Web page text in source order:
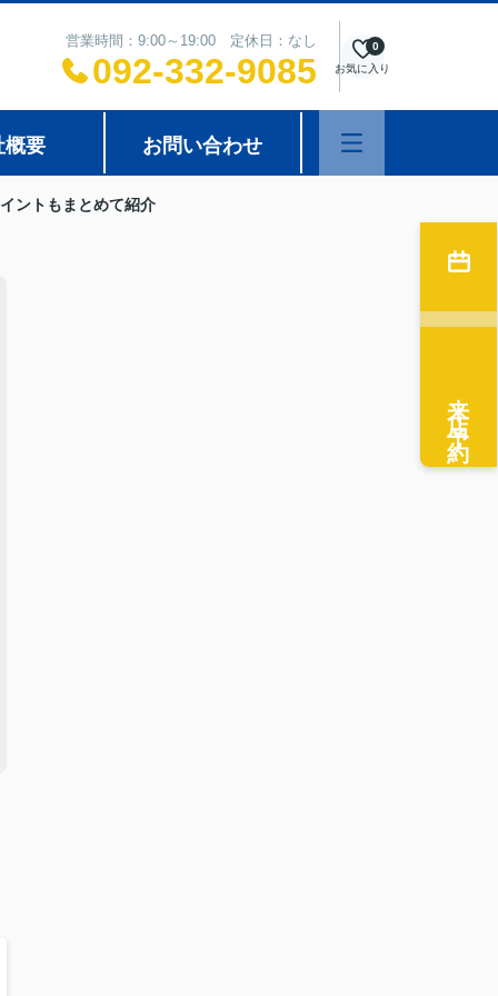
営業時間：9:00～19:00 定休日：なし
092-332-9085 お気に入り
0
概要 お問い合わせ
ントもまとめて紹介
来店予約